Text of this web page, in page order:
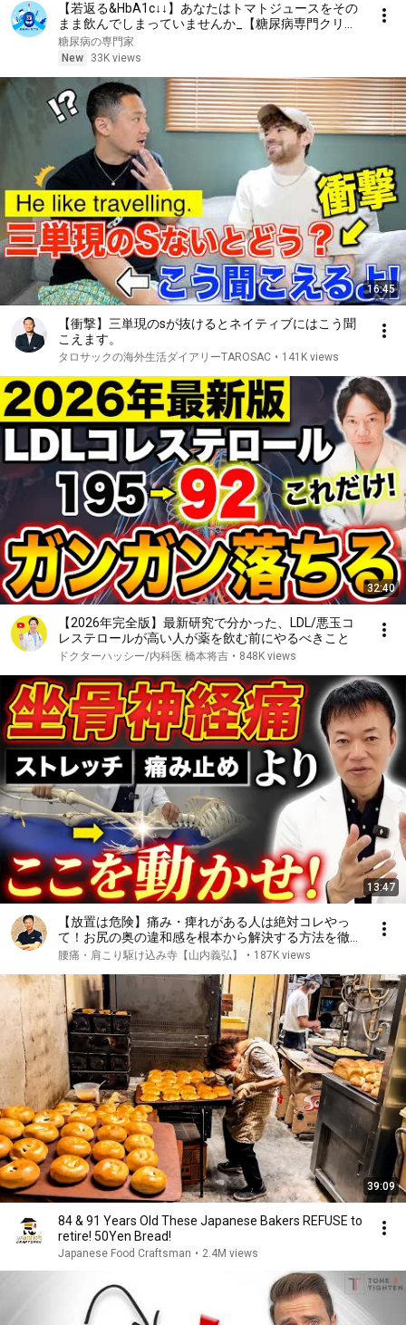
【若返る&HbA1c↓↓】あなたはトマトジュースをその
まま飲んでしまっていませんか_【糖尿病専門クリニ
ック現役医師】
糖尿病の専門家
New
33K views
16:45
【衝撃】三単現のsが抜けるとネイティブにはこう聞
こえます。
タロサックの海外生活ダイアリーTAROSAC • 141K views
32:40
【2026年完全版】最新研究で分かった、LDL/悪玉コ
レステロールが高い人が薬を飲む前にやるべきこと
ドクターハッシー/内科医 橋本将吉 • 848K views
13:47
【放置は危険】痛み・痺れがある人は絶対コレやっ
て！お尻の奥の違和感を根本から解決する方法を徹底
解説します（坐骨神経痛、お尻の痛み）
腰痛・肩こり駆け込み寺【山内義弘】 • 187K views
39:09
84 & 91 Years Old These Japanese Bakers REFUSE to
retire! 50Yen Bread!
Japanese Food Craftsman • 2.4M views